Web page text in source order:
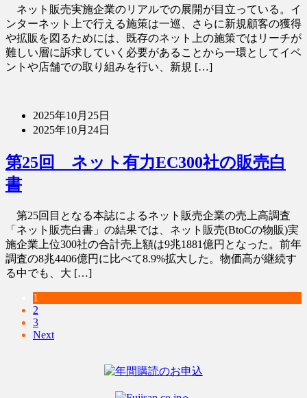
ネット販売実施企業のリアルでの展開が目立っている。イ
ンターネット上で行える施策は一巡、さらに新規顧客の獲得
や拡販を図るためには、既存のネット上の施策ではリーチが
難しい層に訴求していく必要があることから一環としてイベ
ントや店舗での取り組みを行い、新規 […]
2025年10月25日
2025年10月24日
第25回 ネット有力EC300社の販売白
書
第25回目となる本誌によるネット販売企業の売上高調査
「ネット販売白書」の結果では、ネット販売(BtoCの物販)実
施企業上位300社の合計売上額は9兆1881億円となった。前年
調査の8兆4406億円に比べて8.9%拡大した。物価高が継続す
る中でも、大 […]
1
2
3
Next